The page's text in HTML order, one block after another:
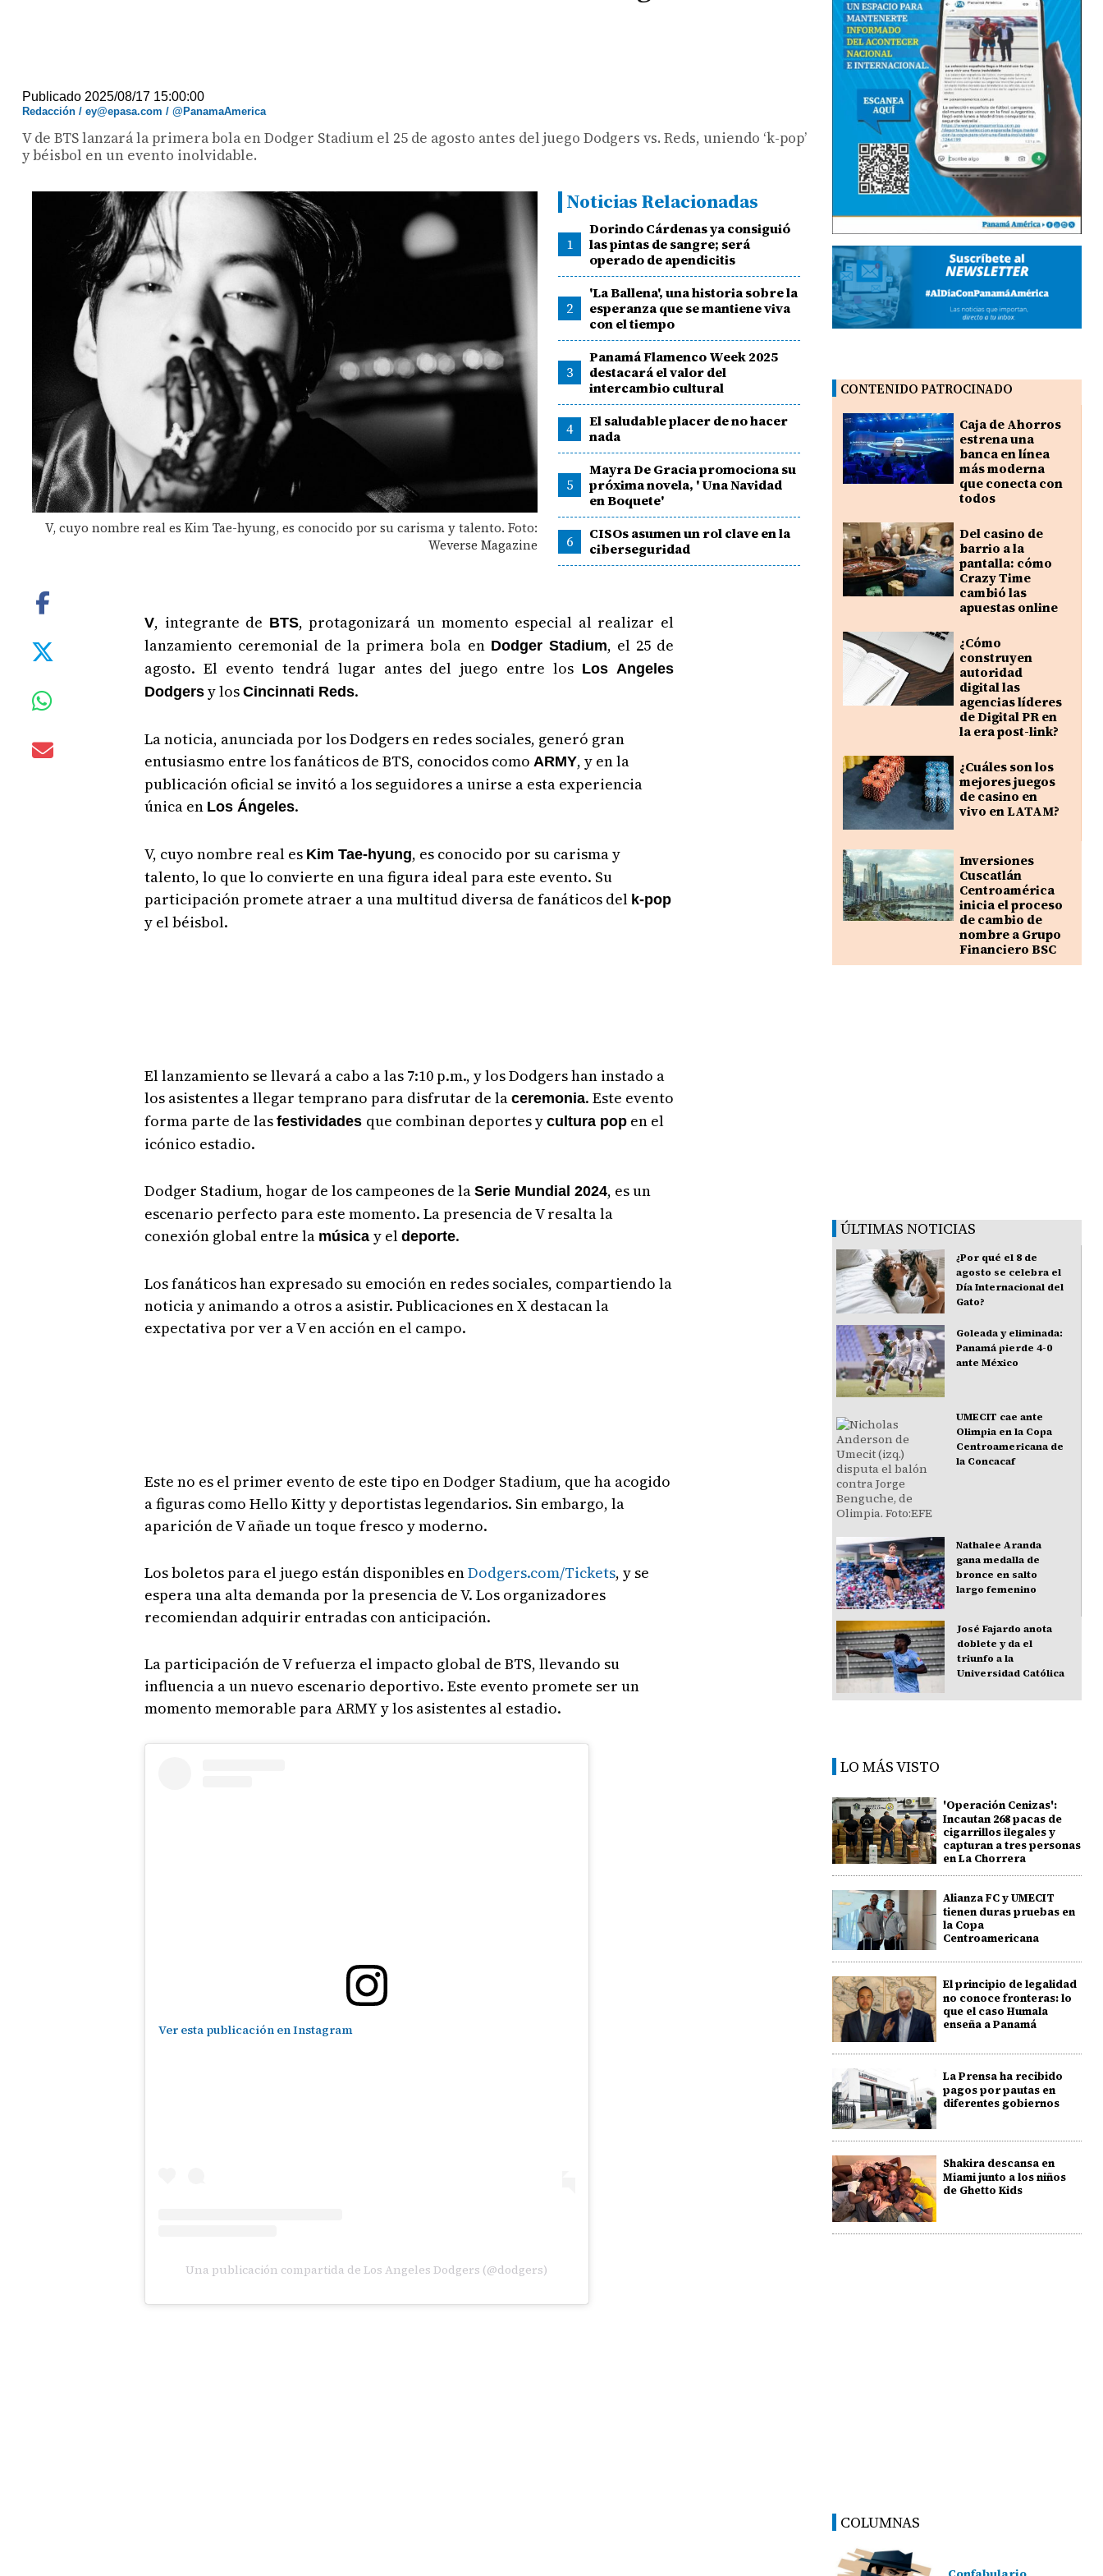
Publicado 2025/08/17 15:00:00
Redacción / ey@epasa.com / @PanamaAmerica
V de BTS lanzará la primera bola en Dodger Stadium el 25 de agosto antes del juego Dodgers vs. Reds, uniendo ‘k-pop’
y béisbol en un evento inolvidable.
V, cuyo nombre real es Kim Tae-hyung, es conocido por su carisma y talento. Foto:
Weverse Magazine
Noticias Relacionadas
1
Dorindo Cárdenas ya consiguió
las pintas de sangre; será
operado de apendicitis
2
'La Ballena', una historia sobre la
esperanza que se mantiene viva
con el tiempo
3
Panamá Flamenco Week 2025
destacará el valor del
intercambio cultural
4
El saludable placer de no hacer
nada
5
Mayra De Gracia promociona su
próxima novela, ' Una Navidad
en Boquete'
6
CISOs asumen un rol clave en la
ciberseguridad
V, integrante de BTS, protagonizará un momento especial al realizar el
lanzamiento ceremonial de la primera bola en Dodger Stadium, el 25 de
agosto. El evento tendrá lugar antes del juego entre los Los Angeles
Dodgersy los Cincinnati Reds.
La noticia, anunciada por los Dodgers en redes sociales, generó gran
entusiasmo entre los fanáticos de BTS, conocidos como ARMY, y en la
publicación oficial se invitó a los seguidores a unirse a esta experiencia
única en Los Ángeles.
V, cuyo nombre real es Kim Tae-hyung, es conocido por su carisma y
talento, lo que lo convierte en una figura ideal para este evento. Su
participación promete atraer a una multitud diversa de fanáticos del k-pop
y el béisbol.
El lanzamiento se llevará a cabo a las 7:10 p.m., y los Dodgers han instado a
los asistentes a llegar temprano para disfrutar de la ceremonia. Este evento
forma parte de las festividades que combinan deportes y cultura popen el
icónico estadio.
Dodger Stadium, hogar de los campeones de la Serie Mundial 2024, es un
escenario perfecto para este momento. La presencia de V resalta la
conexión global entre la música y el deporte.
Los fanáticos han expresado su emoción en redes sociales, compartiendo la
noticia y animando a otros a asistir. Publicaciones en X destacan la
expectativa por ver a V en acción en el campo.
Este no es el primer evento de este tipo en Dodger Stadium, que ha acogido
a figuras como Hello Kitty y deportistas legendarios. Sin embargo, la
aparición de V añade un toque fresco y moderno.
Los boletos para el juego están disponibles enDodgers.com/Tickets, y se
espera una alta demanda por la presencia de V. Los organizadores
recomiendan adquirir entradas con anticipación.
La participación de V refuerza el impacto global de BTS, llevando su
influencia a un nuevo escenario deportivo. Este evento promete ser un
momento memorable para ARMY y los asistentes al estadio.
Ver esta publicación en Instagram
Una publicación compartida de Los Angeles Dodgers (@dodgers)
CONTENIDO PATROCINADO
Caja de Ahorros
estrena una
banca en línea
más moderna
que conecta con
todos
Del casino de
barrio a la
pantalla: cómo
Crazy Time
cambió las
apuestas online
¿Cómo
construyen
autoridad
digital las
agencias líderes
de Digital PR en
la era post-link?
¿Cuáles son los
mejores juegos
de casino en
vivo en LATAM?
Inversiones
Cuscatlán
Centroamérica
inicia el proceso
de cambio de
nombre a Grupo
Financiero BSC
ÚLTIMAS NOTICIAS
¿Por qué el 8 de
agosto se celebra el
Día Internacional del
Gato?
Goleada y eliminada:
Panamá pierde 4-0
ante México
UMECIT cae ante
Olimpia en la Copa
Centroamericana de
la Concacaf
Nathalee Aranda
gana medalla de
bronce en salto
largo femenino
José Fajardo anota
doblete y da el
triunfo a la
Universidad Católica
LO MÁS VISTO
'Operación Cenizas':
Incautan 268 pacas de
cigarrillos ilegales y
capturan a tres personas
en La Chorrera
Alianza FC y UMECIT
tienen duras pruebas en
la Copa
Centroamericana
El principio de legalidad
no conoce fronteras: lo
que el caso Humala
enseña a Panamá
La Prensa ha recibido
pagos por pautas en
diferentes gobiernos
Shakira descansa en
Miami junto a los niños
de Ghetto Kids
COLUMNAS